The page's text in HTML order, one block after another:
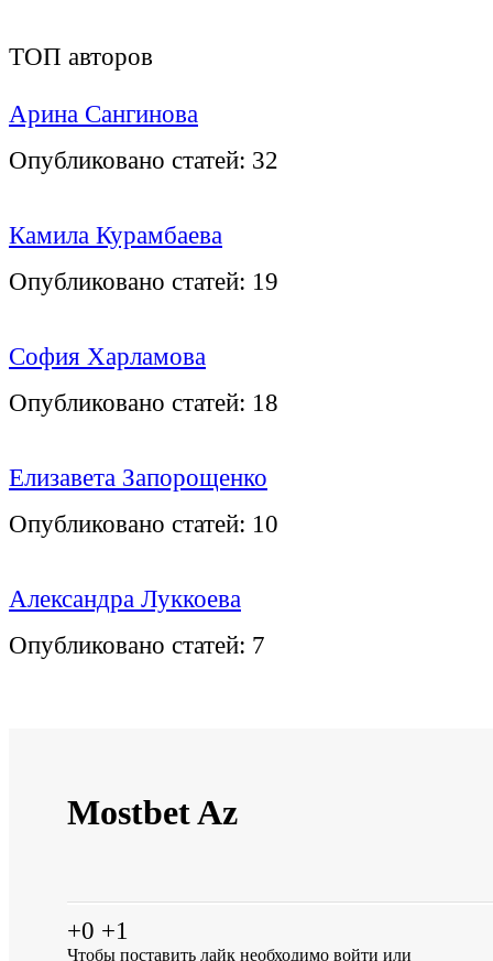
ТОП авторов
Арина Сангинова
Опубликовано статей: 32
Камила Курамбаева
Опубликовано статей: 19
София Харламова
Опубликовано статей: 18
Елизавета Запорощенко
Опубликовано статей: 10
Александра Луккоева
Опубликовано статей: 7
Mostbet Az
+0 +1
Чтобы поставить лайк необходимо войти или